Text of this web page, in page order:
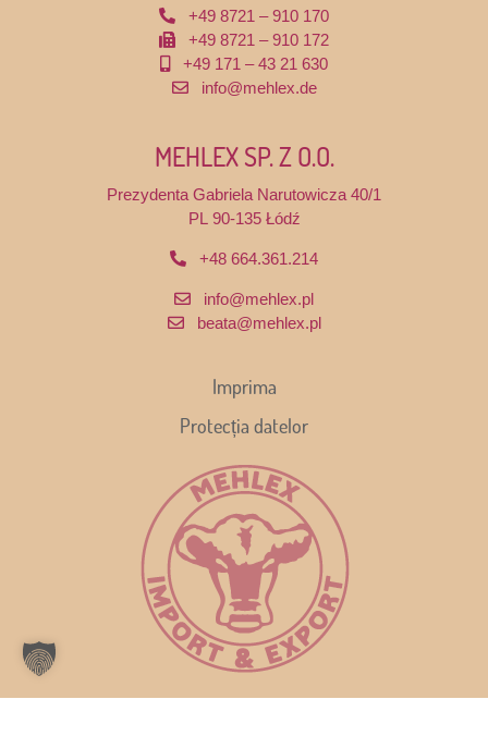
+49 8721 – 910 170
+49 8721 – 910 172
+49 171 – 43 21 630
info@mehlex.de
MEHLEX SP. Z O.O.
Prezydenta Gabriela Narutowicza 40/1
PL 90-135 Łódź
+48 664.361.214
info@mehlex.pl
beata@mehlex.pl
Imprima
Protecția datelor